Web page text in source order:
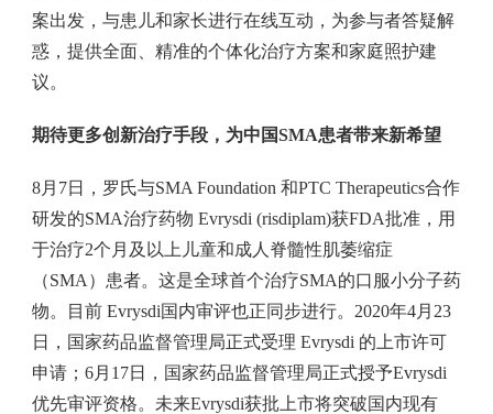
案出发，与患儿和家长进行在线互动，为参与者答疑解
惑，提供全面、精准的个体化治疗方案和家庭照护建
议。
期待更多创新治疗手段，为中国SMA患者带来新希望
8月7日，罗氏与SMA Foundation 和PTC Therapeutics合作
研发的SMA治疗药物 Evrysdi (risdiplam)获FDA批准，用
于治疗2个月及以上儿童和成人脊髓性肌萎缩症
（SMA）患者。这是全球首个治疗SMA的口服小分子药
物。目前 Evrysdi国内审评也正同步进行。2020年4月23
日，国家药品监督管理局正式受理 Evrysdi 的上市许可
申请；6月17日，国家药品监督管理局正式授予Evrysdi
优先审评资格。未来Evrysdi获批上市将突破国内现有